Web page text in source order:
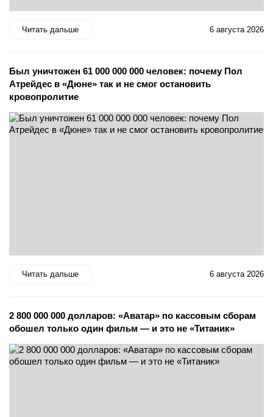
Читать дальше 6 августа 2026
Был уничтожен 61 000 000 000 человек: почему Пол
Атрейдес в «Дюне» так и не смог остановить
кровопролитие
Читать дальше 6 августа 2026
2 800 000 000 долларов: «Аватар» по кассовым сборам
обошел только один фильм — и это не «Титаник»